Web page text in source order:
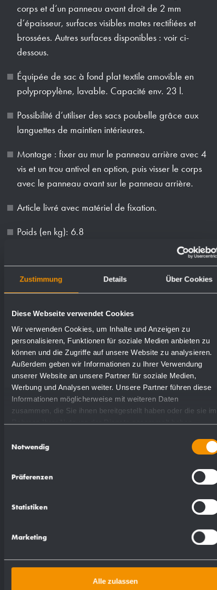
Zustimmung Details Über Cookies
Diese Webseite verwendet Cookies
Wir verwenden Cookies, um Inhalte und Anzeigen zu
personalisieren, Funktionen für soziale Medien anbieten zu
können und die Zugriffe auf unsere Website zu analysieren.
Außerdem geben wir Informationen zu Ihrer Verwendung
unserer Website an unsere Partner für soziale Medien,
Werbung und Analysen weiter. Unsere Partner führen diese
Informationen möglicherweise mit weiteren Daten
zusammen, die Sie ihnen bereitgestellt haben oder die sie im
Rahmen Ihrer Nutzung der Dienste gesammelt haben.
Notwendig
Präferenzen
Statistiken
Marketing
Alle zulassen
corps et d‘un panneau avant droit de 2 mm
d‘épaisseur, surfaces visibles mates rectifiées et
brossées. Autres surfaces disponibles : voir ci-
dessous.
Équipée de sac à fond plat textile amovible en
polypropylène, lavable. Capacité env. 23 l.
Possibilité d‘utiliser des sacs poubelle grâce aux
languettes de maintien intérieures.
Montage : fixer au mur le panneau arrière avec 4
vis et un trou antivol en option, puis visser le corps
avec le panneau avant sur le panneau arrière.
Article livré avec matériel de fixation.
Poids (en kg): 6.8
Surfaces disponibles
Numéros de
mat rectifié (standard) 827162
poli 831162
(coloré) plastifié 828162
Boîtier modulaire entièrement en acier
montage, dun corps et dun panneau avant droit
de 2 mm dépaisseur, surfaces visibles mates
plat textile amovible en polypropylène,